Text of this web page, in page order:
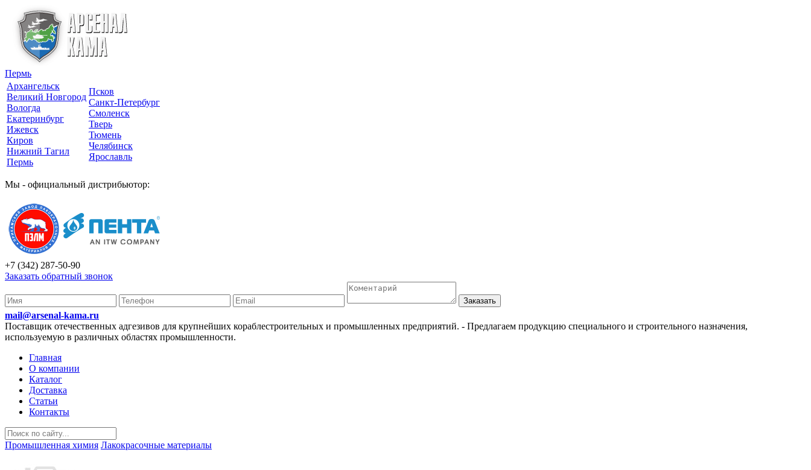
Пермь
Архангельск
Великий Новгород
Вологда
Екатеринбург
Ижевск
Киров
Нижний Тагил
Пермь
Псков
Санкт-Петербург
Смоленск
Тверь
Тюмень
Челябинск
Ярославль
Мы - официальный дистрибьютор:
+7 (342) 287-50-90
Заказать обратный звонок
Заказать
mail@arsenal-kama.ru
Поставщик отечественных адгезивов для крупнейших кораблестроительных и промышленных предприятий. - Предлагаем продукцию специального и строительного назначения,
используемую в различных областях промышленности.
Главная
О компании
Каталог
Доставка
Статьи
Контакты
Промышленная химия Лакокрасочные материалы